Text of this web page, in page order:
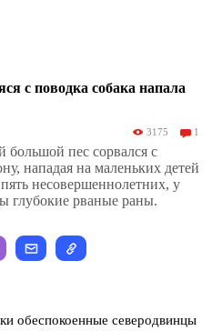
с поводка собака напала
3175 1
большой пес сорвался с
нападая на маленьких детей
несовершеннолетних, у
глубокие рваные раны.
обеспокоенные северодвинцы